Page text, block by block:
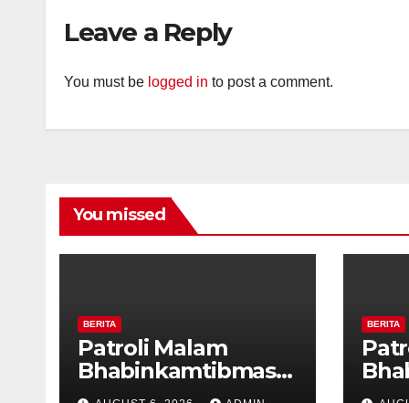
Ronda
Leave a Reply
You must be logged in to post a comment.
You missed
BERITA
Patroli Malam
Bhabinkamtibmas
dan Tiga Pilar
BERITA
dan